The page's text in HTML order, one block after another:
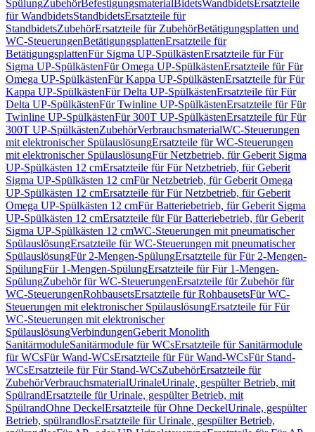
SpülungZubehörBefestigungsmaterialBidetsWandbidetsErsatzteile
für WandbidetsStandbidetsErsatzteile für
StandbidetsZubehörErsatzteile für ZubehörBetätigungsplatten und
WC-SteuerungenBetätigungsplattenErsatzteile für
BetätigungsplattenFür Sigma UP-SpülkästenErsatzteile für Für
Sigma UP-SpülkästenFür Omega UP-SpülkästenErsatzteile für Für
Omega UP-SpülkästenFür Kappa UP-SpülkästenErsatzteile für Für
Kappa UP-SpülkästenFür Delta UP-SpülkästenErsatzteile für Für
Delta UP-SpülkästenFür Twinline UP-SpülkästenErsatzteile für Für
Twinline UP-SpülkästenFür 300T UP-SpülkästenErsatzteile für Für
300T UP-SpülkästenZubehörVerbrauchsmaterialWC-Steuerungen
mit elektronischer SpülauslösungErsatzteile für WC-Steuerungen
mit elektronischer SpülauslösungFür Netzbetrieb, für Geberit Sigma
UP-Spülkästen 12 cmErsatzteile für Für Netzbetrieb, für Geberit
Sigma UP-Spülkästen 12 cmFür Netzbetrieb, für Geberit Omega
UP-Spülkästen 12 cmErsatzteile für Für Netzbetrieb, für Geberit
Omega UP-Spülkästen 12 cmFür Batteriebetrieb, für Geberit Sigma
UP-Spülkästen 12 cmErsatzteile für Für Batteriebetrieb, für Geberit
Sigma UP-Spülkästen 12 cmWC-Steuerungen mit pneumatischer
SpülauslösungErsatzteile für WC-Steuerungen mit pneumatischer
SpülauslösungFür 2-Mengen-SpülungErsatzteile für Für 2-Mengen-
SpülungFür 1-Mengen-SpülungErsatzteile für Für 1-Mengen-
SpülungZubehör für WC-SteuerungenErsatzteile für Zubehör für
WC-SteuerungenRohbausetsErsatzteile für RohbausetsFür WC-
Steuerungen mit elektronischer SpülauslösungErsatzteile für Für
WC-Steuerungen mit elektronischer
SpülauslösungVerbindungenGeberit Monolith
SanitärmoduleSanitärmodule für WCsErsatzteile für Sanitärmodule
für WCsFür Wand-WCsErsatzteile für Für Wand-WCsFür Stand-
WCsErsatzteile für Für Stand-WCsZubehörErsatzteile für
ZubehörVerbrauchsmaterialUrinaleUrinale, gespülter Betrieb, mit
SpülrandErsatzteile für Urinale, gespülter Betrieb, mit
SpülrandOhne DeckelErsatzteile für Ohne DeckelUrinale, gespülter
Betrieb, spülrandlosErsatzteile für Urinale, gespülter Betrieb,